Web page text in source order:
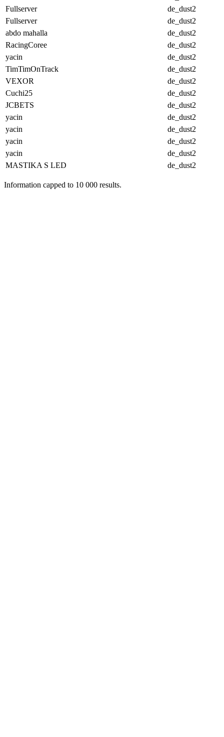
Fullserver
de_dust2
Fullserver
de_dust2
abdo mahalla
de_dust2
RacingCoree
de_dust2
yacin
de_dust2
TimTimOnTrack
de_dust2
VEXOR
de_dust2
Cuchi25
de_dust2
JCBETS
de_dust2
yacin
de_dust2
yacin
de_dust2
yacin
de_dust2
yacin
de_dust2
MASTIKA S LED
de_dust2
Information capped to 10 000 results.